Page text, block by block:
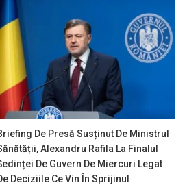
De Presă Susținut De Ministrul
Alexandru Rafila La Finalul
De Guvern De Miercuri Legat
Deciziile Ce Vin În Sprijinul